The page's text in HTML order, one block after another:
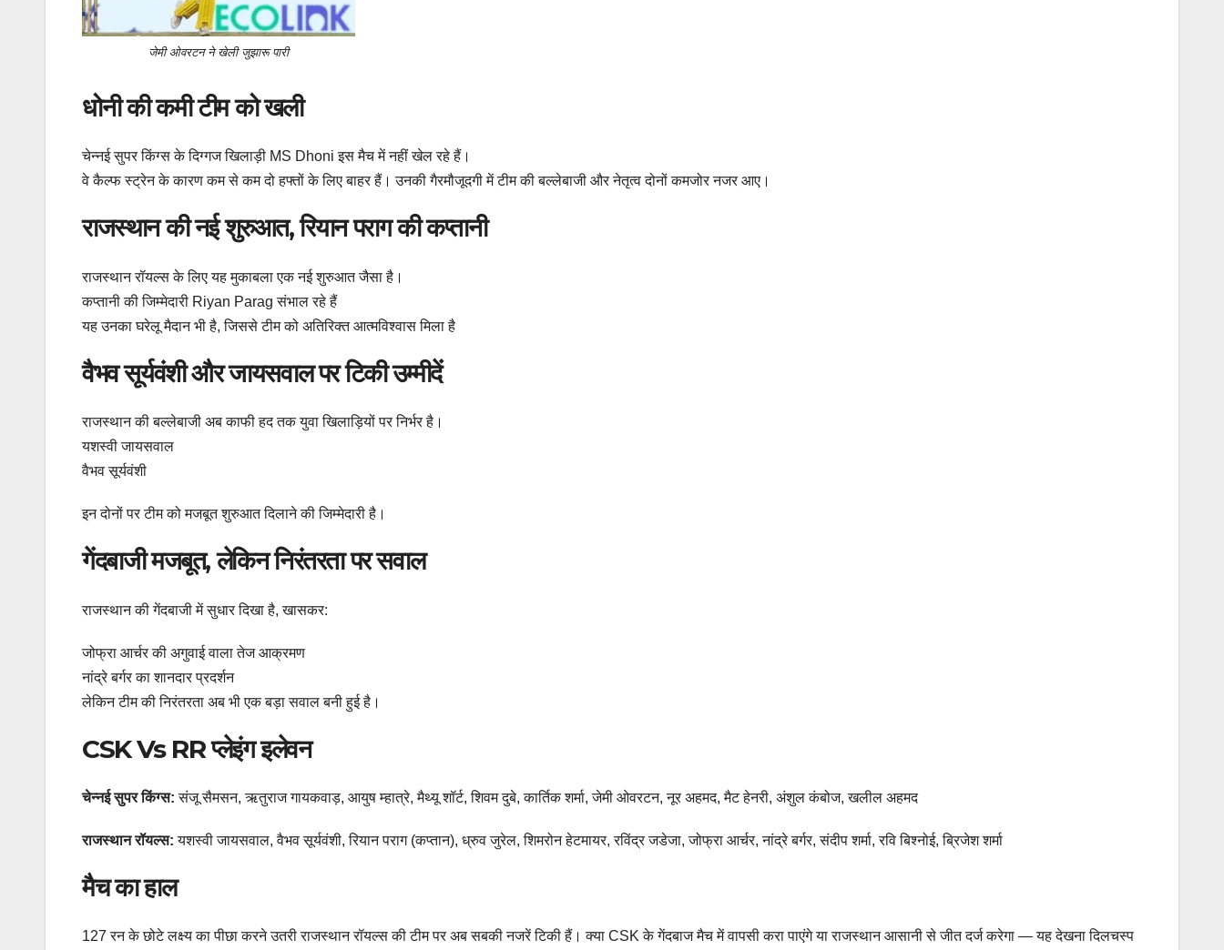
जेमी ओवरटन ने खेली जुझारू पारी
धोनी की कमी टीम को खली
चेन्नई सुपर किंग्स के दिग्गज खिलाड़ी MS Dhoni इस मैच में नहीं खेल रहे हैं।
वे कैल्फ स्ट्रेन के कारण कम से कम दो हफ्तों के लिए बाहर हैं। उनकी गैरमौजूदगी में टीम की बल्लेबाजी और नेतृत्व दोनों कमजोर नजर आए।
राजस्थान की नई शुरुआत, रियान पराग की कप्तानी
राजस्थान रॉयल्स के लिए यह मुकाबला एक नई शुरुआत जैसा है।
कप्तानी की जिम्मेदारी Riyan Parag संभाल रहे हैं
यह उनका घरेलू मैदान भी है, जिससे टीम को अतिरिक्त आत्मविश्वास मिला है
वैभव सूर्यवंशी और जायसवाल पर टिकी उम्मीदें
राजस्थान की बल्लेबाजी अब काफी हद तक युवा खिलाड़ियों पर निर्भर है।
यशस्वी जायसवाल
वैभव सूर्यवंशी
इन दोनों पर टीम को मजबूत शुरुआत दिलाने की जिम्मेदारी है।
गेंदबाजी मजबूत, लेकिन निरंतरता पर सवाल
राजस्थान की गेंदबाजी में सुधार दिखा है, खासकर:
जोफ्रा आर्चर की अगुवाई वाला तेज आक्रमण
नांद्रे बर्गर का शानदार प्रदर्शन
लेकिन टीम की निरंतरता अब भी एक बड़ा सवाल बनी हुई है।
CSK Vs RR प्लेइंग इलेवन
चेन्नई सुपर किंग्स: संजू सैमसन, ऋतुराज गायकवाड़, आयुष म्हात्रे, मैथ्यू शॉर्ट, शिवम दुबे, कार्तिक शर्मा, जेमी ओवरटन, नूर अहमद, मैट हेनरी, अंशुल कंबोज, खलील अहमद
राजस्थान रॉयल्स: यशस्वी जायसवाल, वैभव सूर्यवंशी, रियान पराग (कप्तान), ध्रुव जुरेल, शिमरोन हेटमायर, रविंद्र जडेजा, जोफ्रा आर्चर, नांद्रे बर्गर, संदीप शर्मा, रवि बिश्नोई, ब्रिजेश शर्मा
मैच का हाल
127 रन के छोटे लक्ष्य का पीछा करने उतरी राजस्थान रॉयल्स की टीम पर अब सबकी नजरें टिकी हैं। क्या CSK के गेंदबाज मैच में वापसी करा पाएंगे या राजस्थान आसानी से जीत दर्ज करेगा — यह देखना दिलचस्प